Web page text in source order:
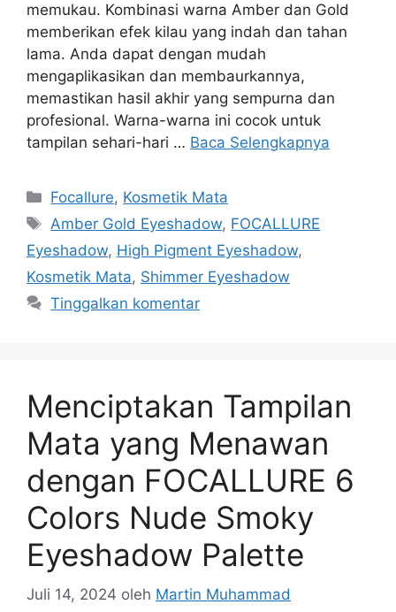
memukau. Kombinasi warna Amber dan Gold
memberikan efek kilau yang indah dan tahan
lama. Anda dapat dengan mudah
mengaplikasikan dan membaurkannya,
memastikan hasil akhir yang sempurna dan
profesional. Warna-warna ini cocok untuk
tampilan sehari-hari … Baca Selengkapnya
Kategori
Focallure, Kosmetik Mata
Tag
Amber Gold Eyeshadow, FOCALLURE
Eyeshadow, High Pigment Eyeshadow,
Kosmetik Mata, Shimmer Eyeshadow
Tinggalkan komentar
Menciptakan Tampilan
Mata yang Menawan
dengan FOCALLURE 6
Colors Nude Smoky
Eyeshadow Palette
Juli 14, 2024 oleh Martin Muhammad